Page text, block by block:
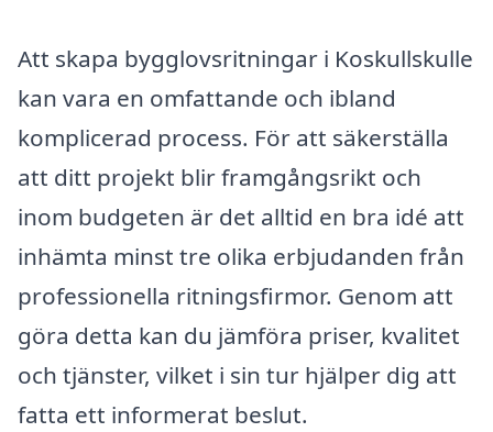
Att skapa bygglovsritningar i Koskullskulle
kan vara en omfattande och ibland
komplicerad process. För att säkerställa
att ditt projekt blir framgångsrikt och
inom budgeten är det alltid en bra idé att
inhämta minst tre olika erbjudanden från
professionella ritningsfirmor. Genom att
göra detta kan du jämföra priser, kvalitet
och tjänster, vilket i sin tur hjälper dig att
fatta ett informerat beslut.